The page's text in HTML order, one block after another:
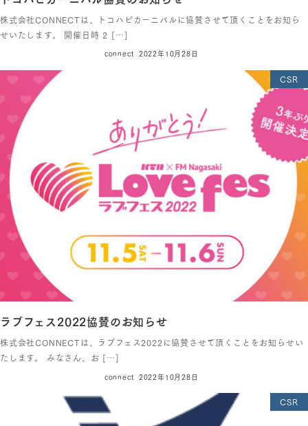
株式会社CONNECTは、トコハピカーニバルに協賛させて頂くことをお知ら
せいたします。 開催日時 2 […]
connect 2022年10月28日
CSR
ラブフェス2022協賛のお知らせ
株式会社CONNECTは、ラブフェス2022に協賛させて頂くことをお知らせい
たします。 みなさん、お […]
connect 2022年10月28日
CSR